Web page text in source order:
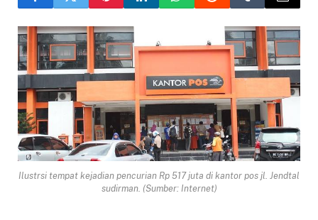
Ilustrsi tempat kejadian pencurian Rp 517 juta di kantor pos jl. Jendtal
sudirman. (Sumber: Internet)